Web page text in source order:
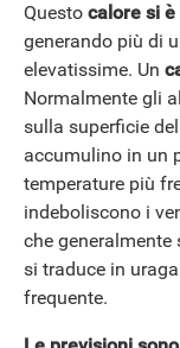
Questo calore si
generando più di
elevatissime. Un
Normalmente gli
sulla superficie
accumulino in un
temperature più
indeboliscono i
che generalmente
si traduce in
frequente.